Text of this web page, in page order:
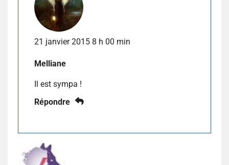
21 janvier 2015 8 h 00 min
Melliane
Il est sympa !
Répondre